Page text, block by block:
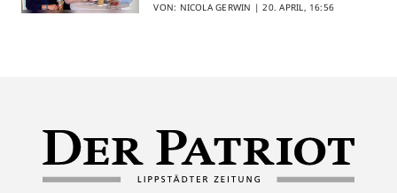
VON: NICOLA GERWIN |20. APRIL, 16:56